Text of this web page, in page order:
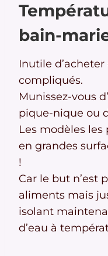
bain-
Inutile
compliqués.
Munissez-vous
pique-nique ou
Les modèles
en grandes
!
Car le but n’est
aliments mais
isolant
d’eau à